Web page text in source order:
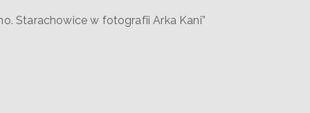
Starachowice w fotografii Arka Kani”